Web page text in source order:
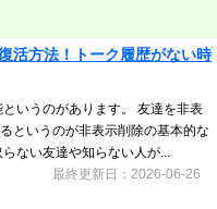
活方法！トーク履歴がない時
いうのがあります。 友達を非表
というのが非表示削除の基本的な
ない友達や知らない人が...
最終更新日：2026-06-26